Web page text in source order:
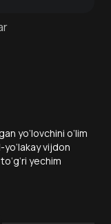
yo‘lovchini o‘lim
yo‘lakay vijdon
yechim